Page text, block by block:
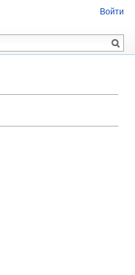
Войти